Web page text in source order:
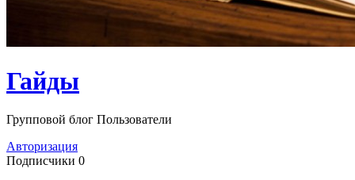
Гайды
Групповой блог Пользователи
Авторизация
Подписчики 0